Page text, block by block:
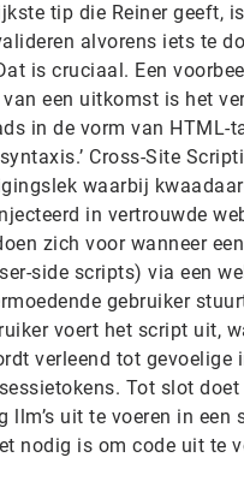
tip die Reiner geeft,
alvorens iets te
is cruciaal. Een
een uitkomst is het
in de vorm van HTML-
Cross-Site
waarbij
in vertrouwde
zich voor wanneer
side scripts) via een
gebruiker
voert het script uit,
verleend tot gevoelige
Tot slot doet
llm’s uit te voeren in een
nodig is om code uit te